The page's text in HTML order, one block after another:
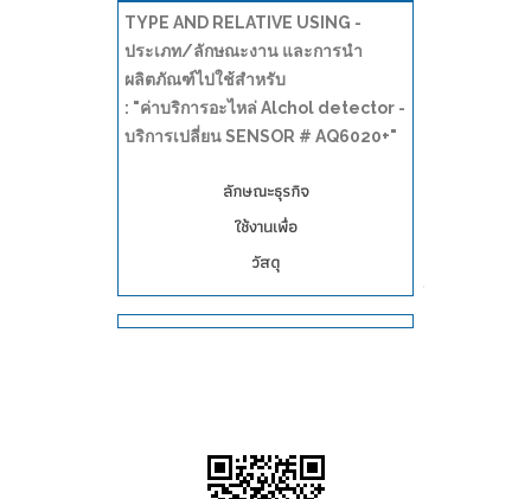
TYPE AND RELATIVE USING -
ประเภท/ลักษณะงาน และการนำ
ผลิตภัณฑ์ไปใช้สำหรับ
: "ค่าบริการอะไหล่ Alchol detector -
บริการเปลี่ยน SENSOR # AQ6020+"
ลักษณะธุรกิจ
ใช้งานเพื่อ
วัสดุ